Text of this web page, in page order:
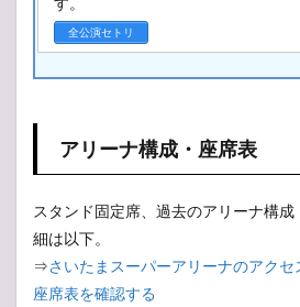
全公演セトリ
アリーナ構成・座席表
スタンド固定席、過去のアリーナ構
細は以下。
⇒さいたまスーパーアリーナのアクセ
座席表を確認する